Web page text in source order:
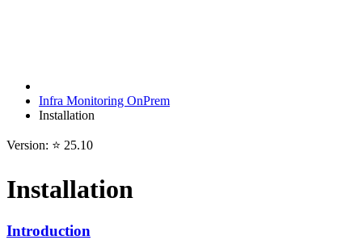
Infra Monitoring OnPrem
Installation
Version: ⭐ 25.10
Installation
Introduction